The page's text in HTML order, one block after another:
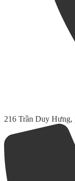
216 Trần Duy Hưng,